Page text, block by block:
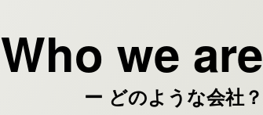
Who we are
ー どのような会社？